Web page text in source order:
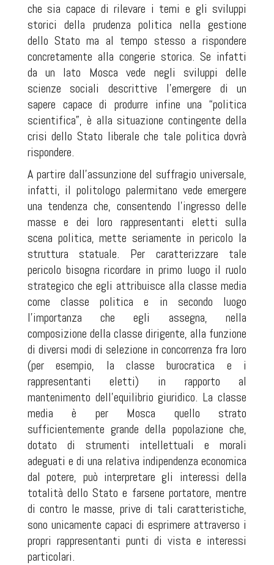
che sia capace di rilevare i temi e gli sviluppi
storici della prudenza politica nella gestione
dello Stato ma al tempo stesso a rispondere
concretamente alla congerie storica. Se infatti
da un lato Mosca vede negli sviluppi delle
scienze sociali descrittive l’emergere di un
sapere capace di produrre infine una “politica
scientifica”, è alla situazione contingente della
crisi dello Stato liberale che tale politica dovrà
rispondere.
A partire dall’assunzione del suffragio universale,
infatti, il politologo palermitano vede emergere
una tendenza che, consentendo l’ingresso delle
masse e dei loro rappresentanti eletti sulla
scena politica, mette seriamente in pericolo la
struttura statuale. Per caratterizzare tale
pericolo bisogna ricordare in primo luogo il ruolo
strategico che egli attribuisce alla classe media
come classe politica e in secondo luogo
l’importanza che egli assegna, nella
composizione della classe dirigente, alla funzione
di diversi modi di selezione in concorrenza fra loro
(per esempio, la classe burocratica e i
rappresentanti eletti) in rapporto al
mantenimento dell’equilibrio giuridico. La classe
media è per Mosca quello strato
sufficientemente grande della popolazione che,
dotato di strumenti intellettuali e morali
adeguati e di una relativa indipendenza economica
dal potere, può interpretare gli interessi della
totalità dello Stato e farsene portatore, mentre
di contro le masse, prive di tali caratteristiche,
sono unicamente capaci di esprimere attraverso i
propri rappresentanti punti di vista e interessi
particolari.